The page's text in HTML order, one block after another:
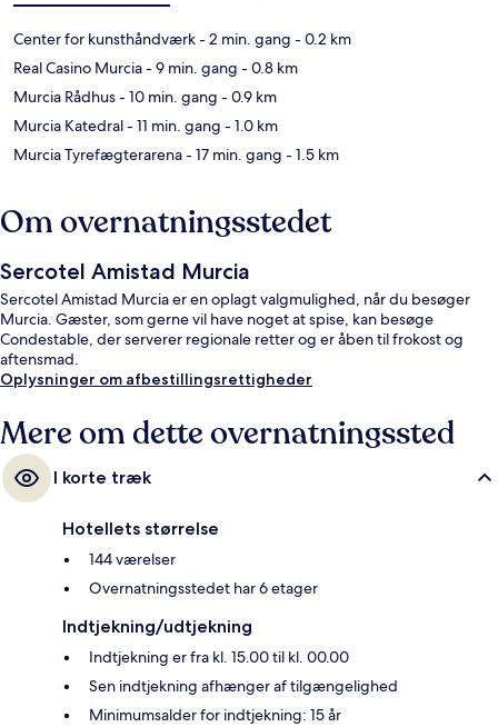
Center for kunsthåndværk- 2 min. gang - 0.2 km
Real Casino Murcia- 9 min. gang - 0.8 km
Murcia Rådhus- 10 min. gang - 0.9 km
Murcia Katedral- 11 min. gang - 1.0 km
Murcia Tyrefægterarena- 17 min. gang - 1.5 km
Om overnatningsstedet
Sercotel Amistad Murcia
Sercotel Amistad Murcia er en oplagt valgmulighed, når du besøger
Murcia. Gæster, som gerne vil have noget at spise, kan besøge
Condestable, der serverer regionale retter og er åben til frokost og
aftensmad.
Oplysninger om afbestillingsrettigheder
Mere om dette overnatningssted
I korte træk
Hotellets størrelse
144 værelser
Overnatningsstedet har 6 etager
Indtjekning/udtjekning
Indtjekning er fra kl. 15.00 til kl. 00.00
Sen indtjekning afhænger af tilgængelighed
Minimumsalder for indtjekning: 15 år